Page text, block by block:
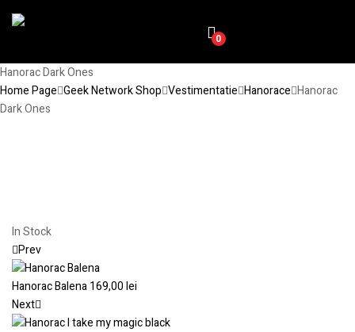
0
Hanorac Dark Ones
Home Page Geek Network Shop Vestimentatie Hanorace Hanorac
Dark Ones
In Stock
Prev
Hanorac Balena169,00lei
Next